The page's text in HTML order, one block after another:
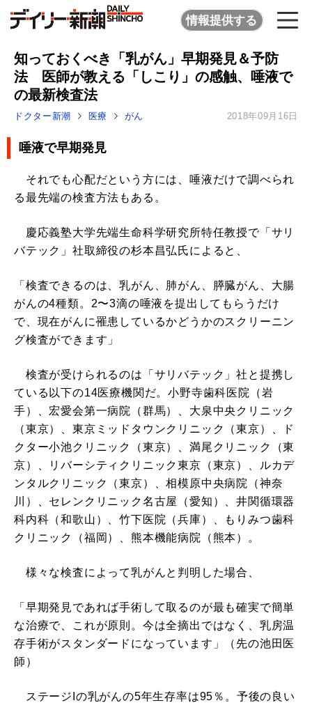
情報提供する
知っておくべき「乳がん」早期発見＆予防
法 医師が教える「しこり」の感触、唾液で
の最新検査法
ドクター新潮 医療 がん 2018年09月16日
唾液で早期発見
それでも心配だという方には、唾液だけで調べられ
る最先端の検査方法もある。
慶応義塾大学先端生命科学研究所特任教授で「サリ
バテック」社取締役の杉本昌弘氏によると、
「検査できるのは、乳がん、肺がん、膵臓がん、大腸
がんの4種類。2〜3滴の唾液を提出してもらうだけ
で、現在がんに罹患しているかどうかのスクリーニン
グ検査ができます」
検査が受けられるのは「サリバテック」社と提携し
ている以下の14医療機関だ。小野寺歯科医院（岩
手）、宏愛会第一病院（群馬）、大泉中央クリニック
（東京）、東京ミッドタウンクリニック（東京）、ド
クター小池クリニック（東京）、満尾クリニック（東
京）、リバーシティクリニック東京（東京）、ルカデ
ンタルクリニック（東京）、相模原中央病院（神奈
川）、セレンクリニック名古屋（愛知）、井関循環器
科内科（和歌山）、竹下医院（兵庫）、もりみつ歯科
クリニック（福岡）、熊本機能病院（熊本）。
様々な検査によって乳がんと判明した場合、
「早期発見であれば手術して取るのが最も確実で簡単
な治療で、これが原則。今は全摘出ではなく、乳房温
存手術がスタンダードになっています」（先の池田医
師）
ステージIの乳がんの5年生存率は95％。予後の良い